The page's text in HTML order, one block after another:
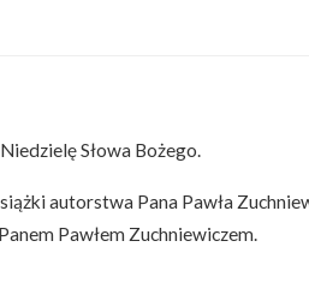
Słowa Bożego.
autorstwa Pana Pawła
Pawłem Zuchniewiczem.